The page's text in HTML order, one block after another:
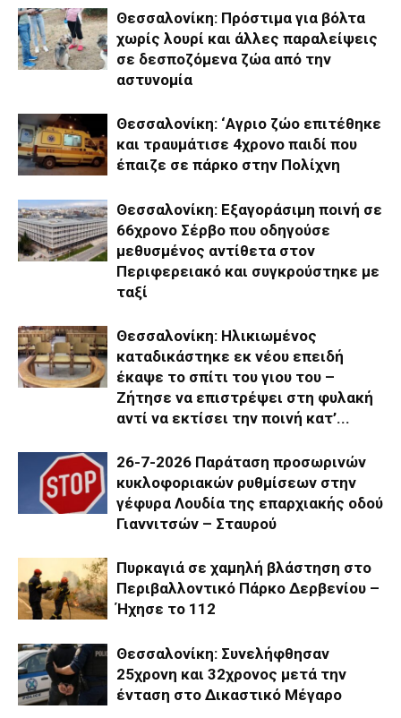
Θεσσαλονίκη: Πρόστιμα για βόλτα
χωρίς λουρί και άλλες παραλείψεις
σε δεσποζόμενα ζώα από την
αστυνομία
Θεσσαλονίκη: ‘Αγριο ζώο επιτέθηκε
και τραυμάτισε 4χρονο παιδί που
έπαιζε σε πάρκο στην Πολίχνη
Θεσσαλονίκη: Εξαγοράσιμη ποινή σε
66χρονο Σέρβο που οδηγούσε
μεθυσμένος αντίθετα στον
Περιφερειακό και συγκρούστηκε με
ταξί
Θεσσαλονίκη: Ηλικιωμένος
καταδικάστηκε εκ νέου επειδή
έκαψε το σπίτι του γιου του –
Ζήτησε να επιστρέψει στη φυλακή
αντί να εκτίσει την ποινή κατ’...
26-7-2026 Παράταση προσωρινών
κυκλοφοριακών ρυθμίσεων στην
γέφυρα Λουδία της επαρχιακής οδού
Γιαννιτσών – Σταυρού
Πυρκαγιά σε χαμηλή βλάστηση στο
Περιβαλλοντικό Πάρκο Δερβενίου –
Ήχησε το 112
Θεσσαλονίκη: Συνελήφθησαν
25χρονη και 32χρονος μετά την
ένταση στο Δικαστικό Μέγαρο